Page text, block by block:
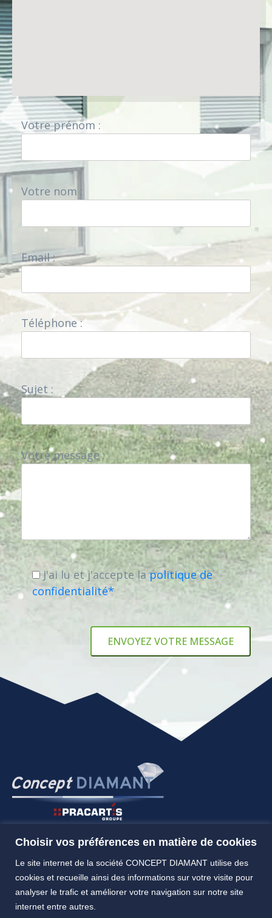
Choisir vos préférences en matière de cookies
Le site internet de la société CONCEPT DIAMANT utilise des
cookies et recueille ainsi des informations sur votre visite pour
analyser le trafic et améliorer votre navigation sur notre site
internet entre autres.
Votre prénom :
Votre nom :
Email :
Téléphone :
Sujet :
Votre message :
J'ai lu et j'accepte lapolitique de
confidentialité*
CONCEPT DIAMANT 229 Rue des Chênes • 74300 Thyez •